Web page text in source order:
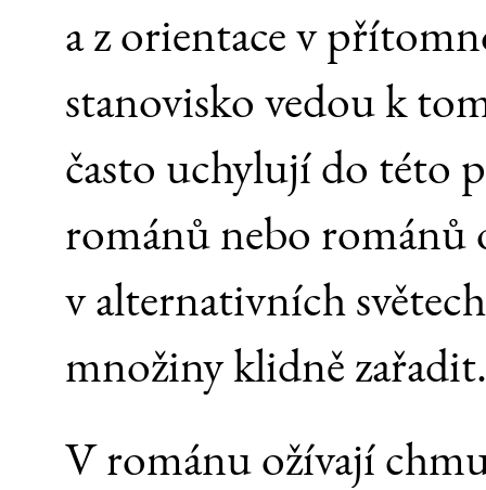
a z orientace v
stanovisko vedou k
často uchylují do této
románů nebo románů
v alternativních
množiny klidně zařadit.
V románu ožívají